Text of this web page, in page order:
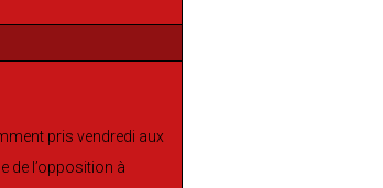
pris vendredi aux
de l’opposition à